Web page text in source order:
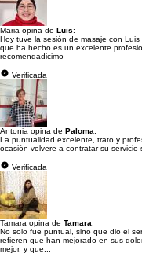
Maria opina de Luis:
Hoy tuve la sesión de masaje con
que ha hecho es un excelente
recomendadicimo
Verificada
Antonia opina de Paloma:
La puntualidad excelente, trato y
ocasión volvere a contratar su servicio
Verificada
Tamara opina de Tamara:
No solo fue puntual, sino que dio el
refieren que han mejorado en sus
mejor, y que...